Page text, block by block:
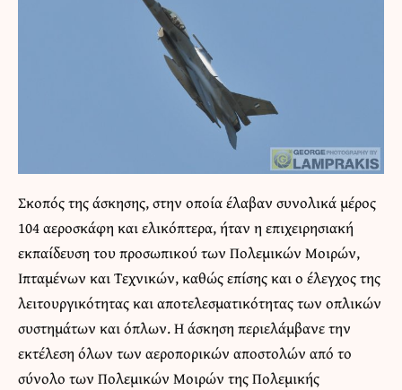
Σκοπός της άσκησης, στην οποία έλαβαν συνολικά μέρος
104 αεροσκάφη και ελικόπτερα, ήταν η επιχειρησιακή
εκπαίδευση του προσωπικού των Πολεμικών Μοιρών,
Ιπταμένων και Τεχνικών, καθώς επίσης και ο έλεγχος της
λειτουργικότητας και αποτελεσματικότητας των οπλικών
συστημάτων και όπλων. Η άσκηση περιελάμβανε την
εκτέλεση όλων των αεροπορικών αποστολών από το
σύνολο των Πολεμικών Μοιρών της Πολεμικής